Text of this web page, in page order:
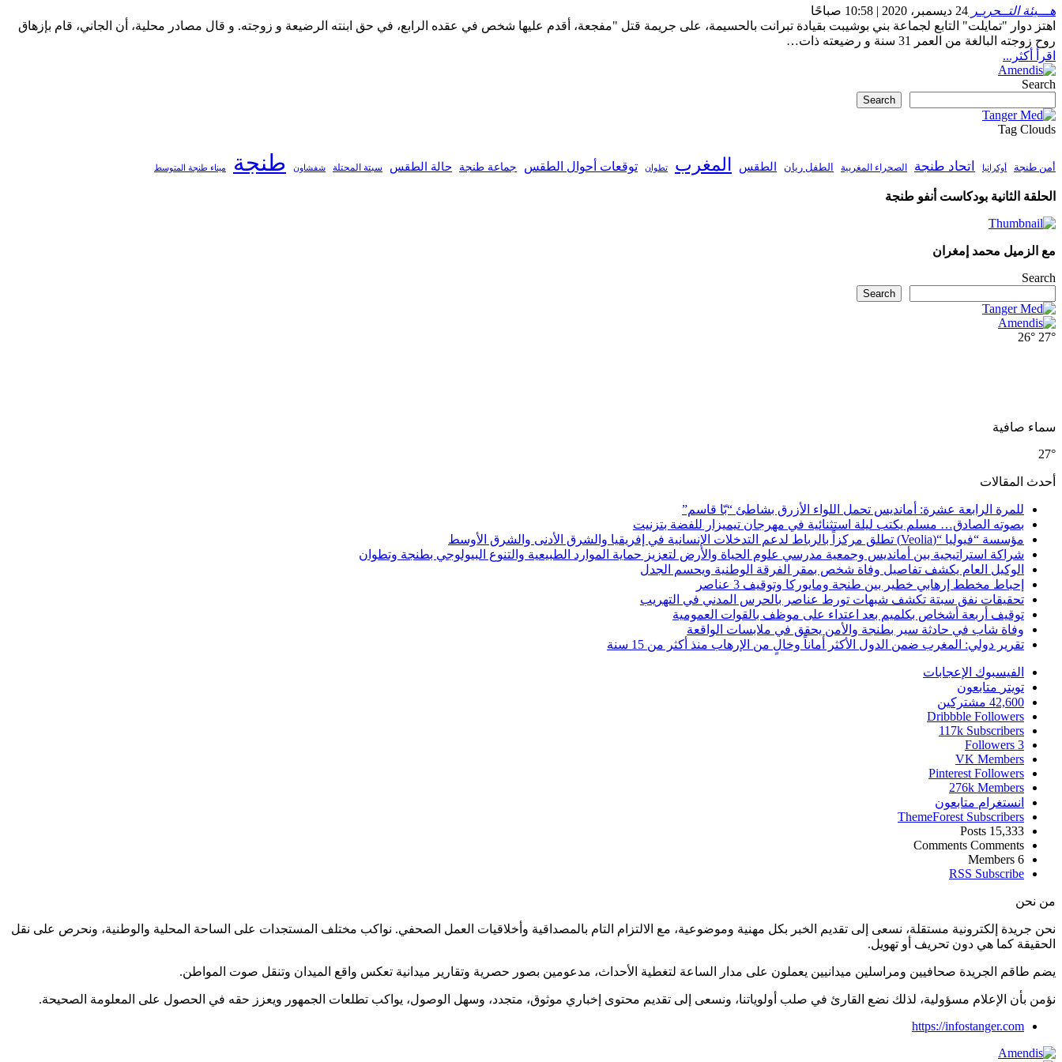
هـــيئة التــحريـر 24 ديسمبر، 2020 | 10:58 صباحًا
اهتز دوار "تمايلت" التابع لجماعة بني بوشيبت بقيادة تبرانت بالحسيمة، على جريمة قتل "مفجعة، أقدم عليها شخص في عقده الرابع، في حق ابنته الرضيعة و زوجته. و قال مصادر محلية، أن الجاني، قام بإزهاق
روح زوجته البالغة من العمر 31 سنة و رضيعته ذات…
اقرأ أكثر...
Search
Search
Tag Clouds
أمن طنجة أوكرانيا اتحاد طنجة الصحراء المغربية الطفل ريان الطقس المغرب تطوان توقعات أحوال الطقس جماعة طنجة حالة الطقس سبتة المحتلة شفشاون طنجة ميناء طنجة المتوسط
الحلقة الثانية بودكاست أنفو طنجة
مع الزميل محمد إمغران
Search
Search
27°
26°
سماء صافية
27°
أحدث المقالات
للمرة الرابعة عشرة: أمانديس تحمل اللواء الأزرق بشاطئ “بّا قاسم”
بصوته الصادق… مسلم يكتب ليلة استثنائية في مهرجان تيميزار للفضة بتزنيت
مؤسسة “فيوليا “(Veolia) تطلق مركزاً بالرباط لدعم التدخلات الإنسانية في إفريقيا والشرق الأدنى والشرق الأوسط
شراكة استراتيجية بين أمانديس وجمعية مدرسي علوم الحياة والأرض لتعزيز حماية الموارد الطبيعية والتنوع البيولوجي بطنجة وتطوان
الوكيل العام يكشف تفاصيل وفاة شخص بمقر الفرقة الوطنية ويحسم الجدل
إحباط مخطط إرهابي خطير بين طنجة ومايوركا وتوقيف 3 عناصر
تحقيقات نفق سبتة تكشف شبهات تورط عناصر بالحرس المدني في التهريب
توقيف أربعة أشخاص بكلميم بعد اعتداء على موظف بالقوات العمومية
وفاة شاب في حادثة سير بطنجة والأمن يحقق في ملابسات الواقعة
تقرير دولي: المغرب ضمن الدول الأكثر أماناً وخالٍ من الإرهاب منذ أكثر من 15 سنة
الفيسبوك الإعجابات
تويتر متابعون
42,600 مشتركين
Dribbble Followers
117k Subscribers
3
Followers
VK Members
Pinterest Followers
276k Members
انستغرام متابعون
ThemeForest Subscribers
15,333
Posts
Comments Comments
6
Members
RSS Subscribe
من نحن
نحن جريدة إلكترونية مستقلة، نسعى إلى تقديم الخبر بكل مهنية وموضوعية، مع الالتزام التام بالمصداقية وأخلاقيات العمل الصحفي. نواكب مختلف المستجدات على الساحة المحلية والوطنية، ونحرص على نقل
الحقيقة كما هي دون تحريف أو تهويل.
يضم طاقم الجريدة صحافيين ومراسلين ميدانيين يعملون على مدار الساعة لتغطية الأحداث، مدعومين بصور حصرية وتقارير ميدانية تعكس واقع الميدان وتنقل صوت المواطن.
نؤمن بأن الإعلام مسؤولية، لذلك نضع القارئ في صلب أولوياتنا، ونسعى إلى تقديم محتوى إخباري موثوق، متجدد، وسهل الوصول، يواكب تطلعات الجمهور ويعزز حقه في الحصول على المعلومة الصحيحة.
https://infostanger.com